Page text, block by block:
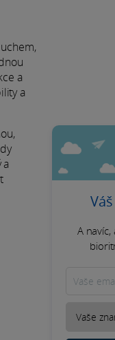
a
a
A